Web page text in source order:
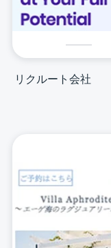
リクルート会社